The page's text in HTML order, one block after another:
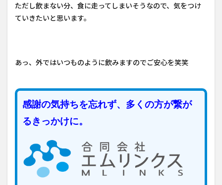
ただし飲まない分、食に走ってしまいそうなので、気をつけ
ていきたいと思います。
あっ、外ではいつものように飲みますのでご安心を笑笑
感謝の気持ちを忘れず、多くの方が繋が
るきっかけに。